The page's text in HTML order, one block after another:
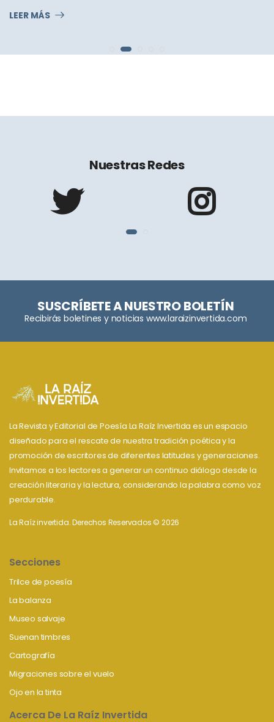
LEER MÁS
Nuestras Redes
SUSCRÍBETE A NUESTRO BOLETÍN
Recibirás boletines y noticias www.laraizinvertida.com
La Revista y Editorial de Poesía La Raíz Invertida es un espacio
diseñado para el rescate de nuestra tradición poética y la
promoción de escritores de diferentes latitudes y generaciones.
Invitamos a los lectores a generar un continuo diálogo desde la
creación literaria y la lectura, considerando la palabra como voz
perdurable.
La Raíz invertida. Derechos Reservados © 2026
Secciones
Trilce de poesía
La balanza
Museo salvaje
Suenan timbres
Cartografía
Migraciones sobre el vuelo
Ojo en la tinta
Acerca De La Raíz Invertida